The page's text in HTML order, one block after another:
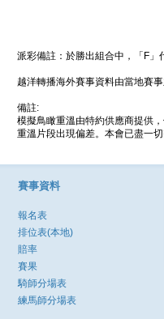
派彩備註：於勝出組合中，「F
越洋轉播海外賽事資料由當地賽
備註:
模擬鳥瞰重溫由特約供應商提供
重溫片段出現偏差。本會已盡一
賽事資料
報名表
排位表(本地)
賠率
賽果
騎師分場表
練馬師分場表